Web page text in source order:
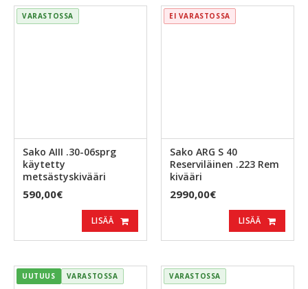
VARASTOSSA
Sako AIII .30-06sprg
käytetty
metsästyskivääri
590,00€
LISÄÄ
EI VARASTOSSA
Sako ARG S 40
Reserviläinen .223 Rem
kivääri
2990,00€
LISÄÄ
UUTUUS VARASTOSSA VARASTOSSA